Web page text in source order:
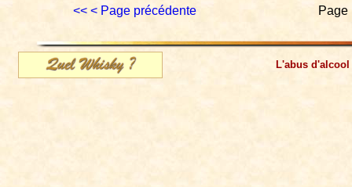
<< < Page précédente Page
L'abus